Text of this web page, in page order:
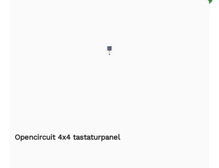
Opencircuit 4x4 tastaturpanel